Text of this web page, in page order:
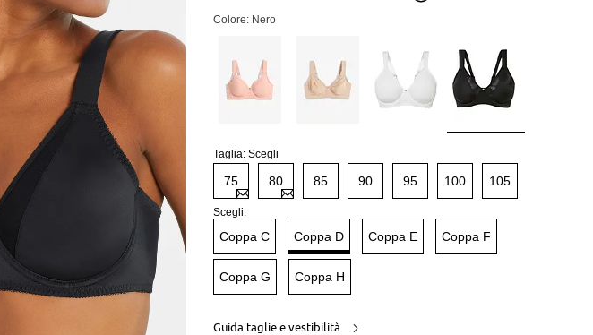
Colore: Nero
Taglia:Scegli
75 80 85 90 95 100 105
Scegli:
Coppa C Coppa D Coppa E Coppa F
Coppa G Coppa H
Guida taglie e vestibilità